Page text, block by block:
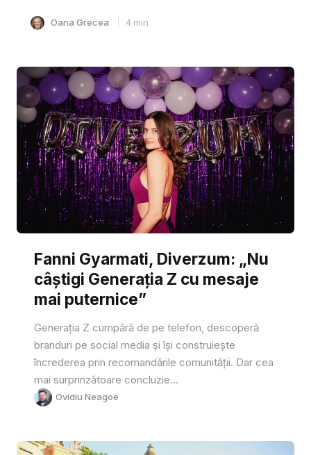
Oana Grecea 4 min
Fanni Gyarmati, Diverzum: „Nu
câștigi Generația Z cu mesaje
mai puternice”
Generația Z cumpără de pe telefon, descoperă
branduri pe social media și își construiește
încrederea prin recomandările comunității. Dar cea
mai surprinzătoare concluzie...
Ovidiu Neagoe